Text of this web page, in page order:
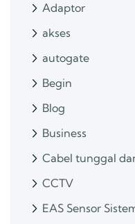
Adaptor
akses
autogate
Begin
Blog
Business
Cabel tunggal
CCTV
EAS Sensor